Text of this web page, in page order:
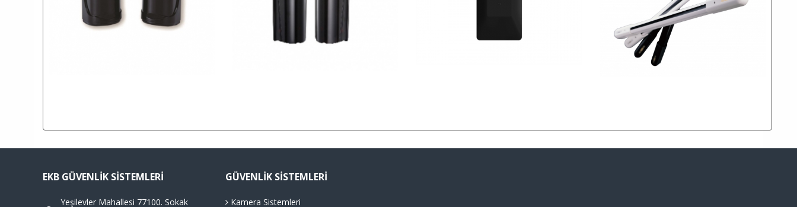
EKB GÜVENLIK SISTEMLERI
Yeşilevler Mahallesi 77100. Sokak
GÜVENLIK SISTEMLERI
Kamera Sistemleri